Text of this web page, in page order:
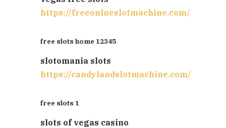
https://freeonlneslotmachine.com/
free slots home 12345
slotomania slots
https://candylandslotmachine.com/
free slots 1
slots of vegas casino